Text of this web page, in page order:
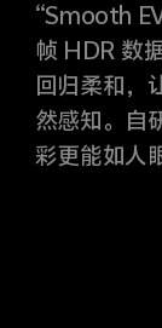
“Smooth
帧 HDR 数
回归柔和，
然感知。自
彩更能如人